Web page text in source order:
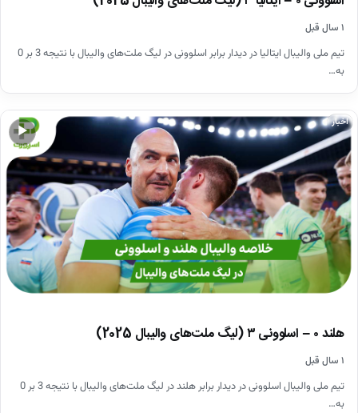
۱ سال قبل
تیم ملی والیبال ایتالیا در دیدار برابر اسلوونی در لیگ ‌ملت‌های والیبال با نتیجه 3 بر 0
به…
▶
اخبار
هلند ۰ – اسلوونی ۳ (لیگ ملت‌های والیبال 2025)
۱ سال قبل
تیم ملی والیبال اسلوونی در دیدار برابر هلند در لیگ ‌ملت‌های والیبال با نتیجه 3 بر 0
به…